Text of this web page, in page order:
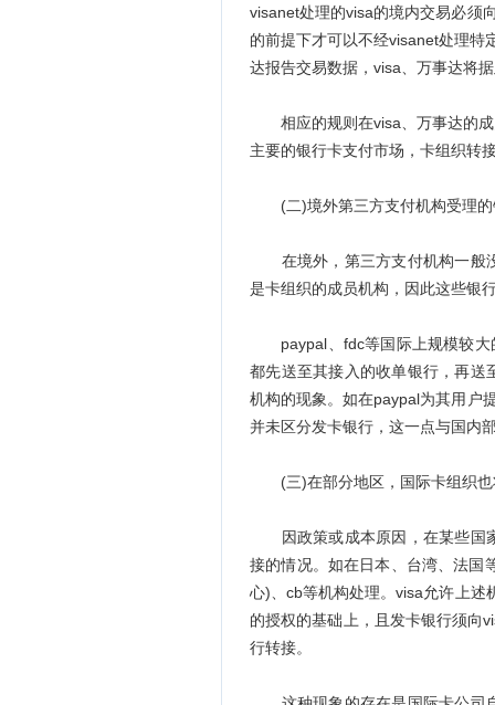
visanet处理的visa的境内交易必须
的前提下才可以不经visanet处理特
达报告交易数据，visa、万事达将
相应的规则在visa、万事达的成
主要的银行卡支付市场，卡组织转
(二)境外第三方支付机构受理的
在境外，第三方支付机构一般没
是卡组织的成员机构，因此这些银
paypal、fdc等国际上规模较大
都先送至其接入的收单银行，再送
机构的现象。如在paypal为其用户
并未区分发卡银行，这一点与国内
(三)在部分地区，国际卡组织也
因政策或成本原因，在某些国家
接的情况。如在日本、台湾、法国
心)、cb等机构处理。visa允许上述
的授权的基础上，且发卡银行须向
行转接。